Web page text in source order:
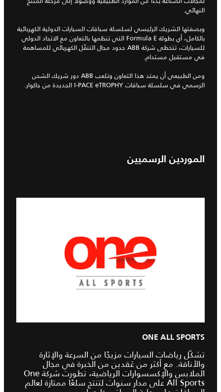
النهائي.
وبصفتها الشريك الرئيسي لسلسلة سباقات السيارات الدولية الكهربائية
بالكامل، أي بطولة Formula E التي تنظمها بالتعاون مع الاتحاد الدولي
للسيارات، تتخطى شركة ABB حدود مجال التنقّل الكهربائي للمساهمة
في مستقبل مستدام.
ومن الطبيعي أن يمتد هذا التعاون وتلعب ABB دور شريك الشحن
الرسمي في سلسلة سباقات I‑PACE eTROPHY الجديدة من جاكوار.
الموردين الرسميين
ONE ALL SPORTS
تشكّل رياضات السيارات مزيجًا من السرعة والإثارة
والأناقة. مع أكثر من عَقدين من الخبرة في مجال
الملابس والإكسسوارات الرياضية، تطورت شركة One
All Sports على مدار سنوات لتنتج سلعًا ممتازة لعالم